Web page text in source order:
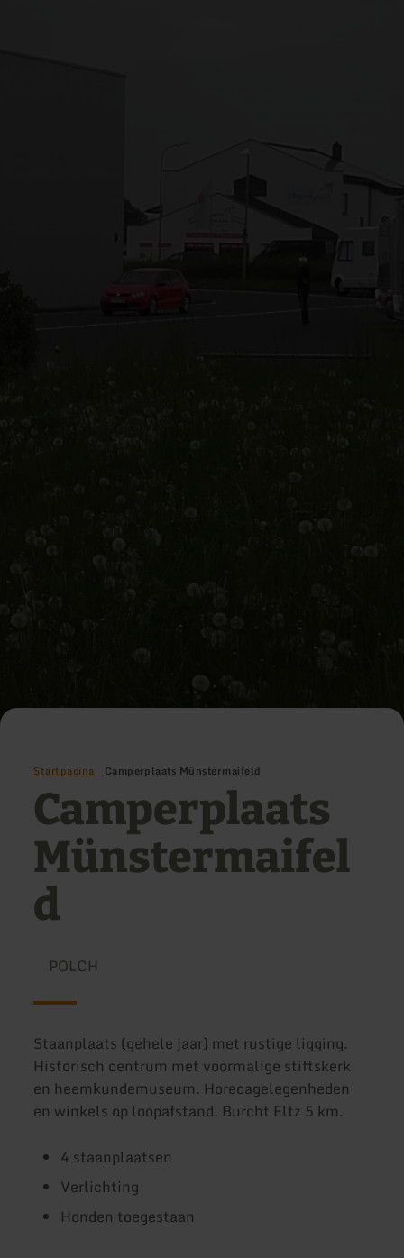
Startpagina Camperplaats Münstermaifeld
Camperplaats
Münstermaifel
d
POLCH
Staanplaats (gehele jaar) met rustige ligging.
Historisch centrum met voormalige stiftskerk
en heemkundemuseum. Horecagelegenheden
en winkels op loopafstand. Burcht Eltz 5 km.
4 staanplaatsen
Verlichting
Honden toegestaan